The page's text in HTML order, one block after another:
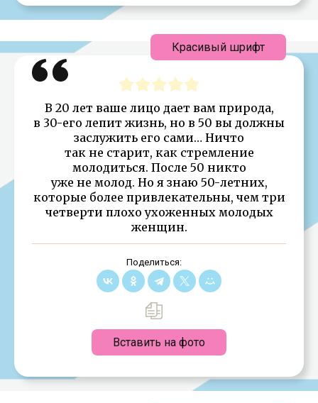
В 20 лет ваше лицо дает вам природа,
в 30-его лепит жизнь, но в 50 вы должны
заслужить его сами… Ничто
так не старит, как стремление
молодиться. После 50 никто
уже не молод. Но я знаю 50-летних,
которые более привлекательны, чем три
четверти плохо ухоженных молодых
женщин.
Поделиться:
Вставить на фото
Красивый шрифт